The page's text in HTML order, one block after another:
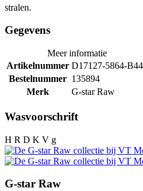
stralen.
Gegevens
Meer informatie
Artikelnummer D17127-5864-
Bestelnummer 135894
Merk
G-star Raw
Wasvoorschrift
H R D K V g
G-star Raw